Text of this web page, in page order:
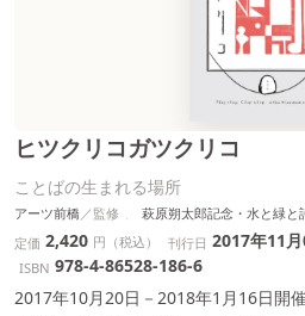
ヒツクリコガツクリコ
ことばの生まれる場所
アーツ前橋
萩原朔太郎記念・水と緑と
定価 2,420 円（税込） 刊行日 2017年11
ISBN 978-4-86528-186-6
2017年10月20日－2018年1月16日開